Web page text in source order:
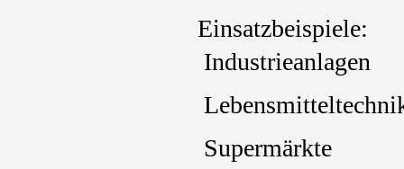
Einsatzbeispiele:
 Industrieanlagen

 Supermärkte